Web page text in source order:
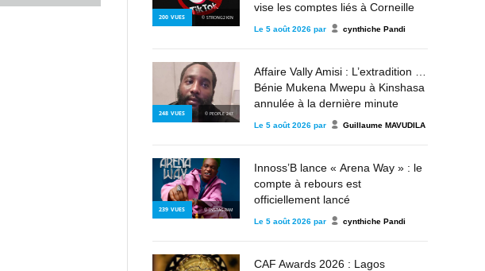
200 VUES © STRONG2KIN
vise les comptes liés à Corneille
Nangaa, au M23 et à l’AFC
Le 5 août 2026 par cynthiche Pandi
248 VUES © PEOPLE 243
Affaire Vally Amisi : L’extradition de
Bénie Mukena Mwepu à Kinshasa
annulée à la dernière minute
Le 5 août 2026 par Guillaume MAVUDILA
239 VUES © INSTAGRAM
Innoss’B lance « Arena Way » : le
compte à rebours est
officiellement lancé
Le 5 août 2026 par cynthiche Pandi
CAF Awards 2026 : Lagos